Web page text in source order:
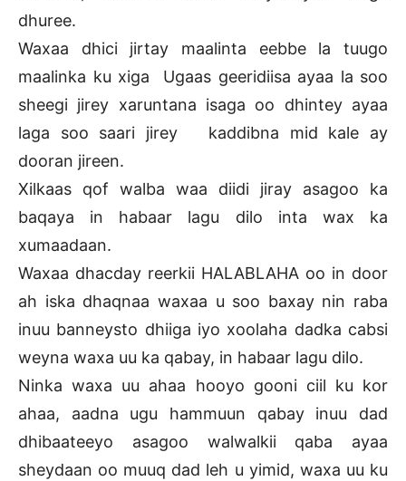
dhuree.
Waxaa dhici jirtay maalinta eebbe la tuugo
maalinka ku xiga Ugaas geeridiisa ayaa la soo
sheegi jirey xaruntana isaga oo dhintey ayaa
laga soo saari jirey kaddibna mid kale ay
dooran jireen.
Xilkaas qof walba waa diidi jiray asagoo ka
baqaya in habaar lagu dilo inta wax ka
xumaadaan.
Waxaa dhacday reerkii HALABLAHA oo in door
ah iska dhaqnaa waxaa u soo baxay nin raba
inuu banneysto dhiiga iyo xoolaha dadka cabsi
weyna waxa uu ka qabay, in habaar lagu dilo.
Ninka waxa uu ahaa hooyo gooni ciil ku kor
ahaa, aadna ugu hammuun qabay inuu dad
dhibaateeyo asagoo walwalkii qaba ayaa
sheydaan oo muuq dad leh u yimid, waxa uu ku